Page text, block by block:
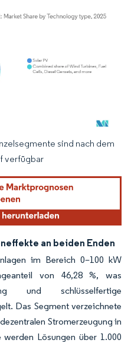
erfordert Namensnennung
sind nach dem
verfügbar
an beiden Enden
im Bereich 0–100 kW
von 46,28 %, was
und schlüsselfertige
Das Segment verzeichnete
Stromerzeugung in
Lösungen über 1.000